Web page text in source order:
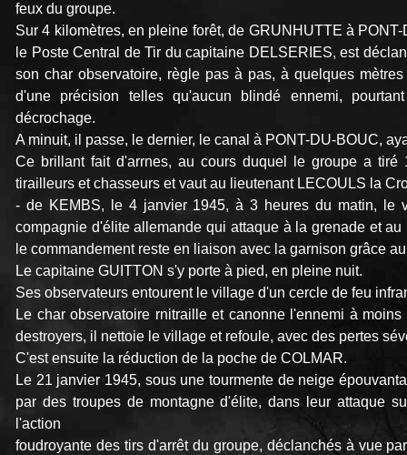
feux du groupe.
Sur 4 kilomètres, en pleine forêt, de GRUNHUTTE à
le Poste Central de Tir du capitaine DELSERIES, est
son char observatoire, règle pas à pas, à quelques
d'une précision telles qu'aucun blindé ennemi,
décrochage.
A minuit, il passe, le dernier, le canal à PONT-DU-BOUC,
Ce brillant fait d'arrnes, au cours duquel le groupe a tiré
tirailleurs et chasseurs et vaut au lieutenant LECOULS la
- de KEMBS, le 4 janvier 1945, à 3 heures du matin, le
compagnie d'élite allemande qui attaque à la grenade et
le commandement reste en liaison avec la garnison grâce
Le capitaine GUITTON s'y porte à pied, en pleine nuit.
Ses observateurs entourent le village d'un cercle de feu
Le char observatoire rnitraille et canonne l'ennemi à
destroyers, il nettoie le village et refoule, avec des pertes
C'est ensuite la réduction de la poche de COLMAR.
Le 21 janvier 1945, sous une tourmente de neige
par des troupes de montagne d'élite, dans leur attaque
l'action
foudroyante des tirs d'arrêt du groupe, déclanchés à vue